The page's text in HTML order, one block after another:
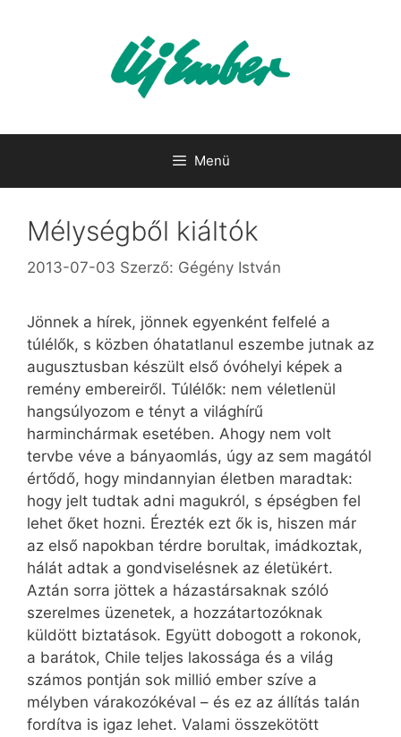
Menü
Mélységből kiáltók
2013-07-03 Szerző: Gégény István
Jönnek a hírek, jönnek egyenként felfelé a
túlélők, s közben óhatatlanul eszembe jutnak az
augusztusban készült első óvóhelyi képek a
remény embereiről. Túlélők: nem véletlenül
hangsúlyozom e tényt a világhírű
harminchármak esetében. Ahogy nem volt
tervbe véve a bányaomlás, úgy az sem magától
értődő, hogy mindannyian életben maradtak:
hogy jelt tudtak adni magukról, s épségben fel
lehet őket hozni. Érezték ezt ők is, hiszen már
az első napokban térdre borultak, imádkoztak,
hálát adtak a gondviselésnek az életükért.
Aztán sorra jöttek a házastársaknak szóló
szerelmes üzenetek, a hozzátartozóknak
küldött biztatások. Együtt dobogott a rokonok,
a barátok, Chile teljes lakossága és a világ
számos pontján sok millió ember szíve a
mélyben várakozókéval – és ez az állítás talán
fordítva is igaz lehet. Valami összekötött